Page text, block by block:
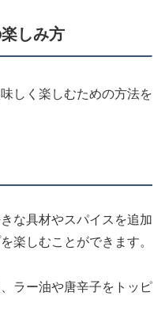
しみ方
しく楽しむための方法を
な具材やスパイスを追加
楽しむことができます。
ラー油や唐辛子をトッピ